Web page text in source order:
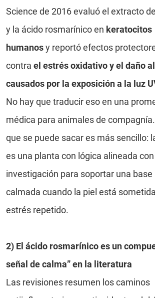
Science de 2016 evaluó el extracto
y la ácido rosmarínico en keratocitos
humanosy reportó efectos
contra el estrés oxidativo y el daño
causados por la exposición a la luz
No hay que traducir eso en una
médica para animales de
que se puede sacar es más sencillo:
es una planta con lógica alineada
investigación para soportar una
calmada cuando la piel está
estrés repetido.
2) El ácido rosmarínico es un
señal de calma” en la literatura
Las revisiones resumen los caminos